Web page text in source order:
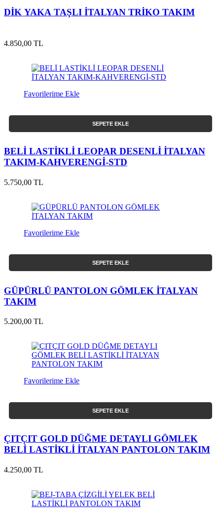
DİK YAKA TAŞLI İTALYAN TRİKO TAKIM
4.850,00 TL
Favorilerime Ekle
SEPETE EKLE
BELİ LASTİKLİ LEOPAR DESENLİ İTALYAN
TAKIM-KAHVERENGİ-STD
5.750,00 TL
Favorilerime Ekle
SEPETE EKLE
GÜPÜRLÜ PANTOLON GÖMLEK İTALYAN
TAKIM
5.200,00 TL
Favorilerime Ekle
SEPETE EKLE
ÇITÇIT GOLD DÜĞME DETAYLI GÖMLEK
BELİ LASTİKLİ İTALYAN PANTOLON TAKIM
4.250,00 TL